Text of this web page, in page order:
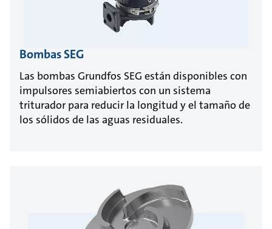
Bombas SEG
Las bombas Grundfos SEG están disponibles con
impulsores semiabiertos con un sistema
triturador para reducir la longitud y el tamaño de
los sólidos de las aguas residuales.